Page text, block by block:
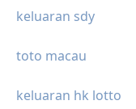
keluaran sdy
toto macau
keluaran hk lotto